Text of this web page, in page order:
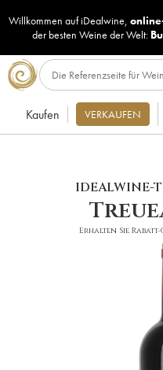
Willkommen auf iDealwine,
der besten Weine der Welt:
Kaufen VERKAUFEN
IDEALWINE-
Erhalten Sie Rabatt-